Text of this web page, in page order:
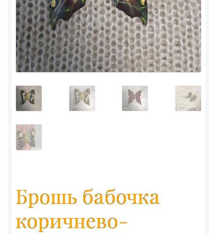
Брошь бабочка
коричнево-